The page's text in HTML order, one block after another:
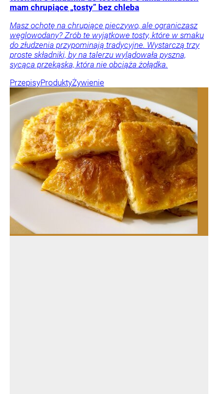
mam chrupiące „tosty” bez chleba
Masz ochotę na chrupiące pieczywo, ale ograniczasz
węglowodany? Zrób te wyjątkowe tosty, które w smaku
do złudzenia przypominają tradycyjne. Wystarczą trzy
proste składniki, by na talerzu wylądowała pyszna,
sycąca przekąska, która nie obciąża żołądka.
PrzepisyProduktyŻywienie